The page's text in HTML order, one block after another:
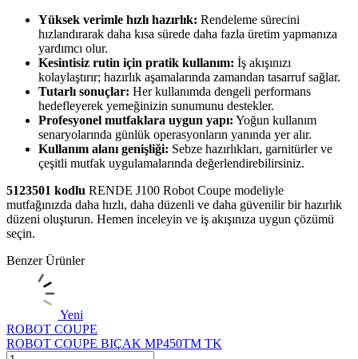
Yüksek verimle hızlı hazırlık: Rendeleme sürecini
hızlandırarak daha kısa sürede daha fazla üretim yapmanıza
yardımcı olur.
Kesintisiz rutin için pratik kullanım: İş akışınızı
kolaylaştırır; hazırlık aşamalarında zamandan tasarruf sağlar.
Tutarlı sonuçlar: Her kullanımda dengeli performans
hedefleyerek yemeğinizin sunumunu destekler.
Profesyonel mutfaklara uygun yapı: Yoğun kullanım
senaryolarında günlük operasyonların yanında yer alır.
Kullanım alanı genişliği: Sebze hazırlıkları, garnitürler ve
çeşitli mutfak uygulamalarında değerlendirebilirsiniz.
5123501 kodlu RENDE J100 Robot Coupe modeliyle
mutfağınızda daha hızlı, daha düzenli ve daha güvenilir bir hazırlık
düzeni oluşturun. Hemen inceleyin ve iş akışınıza uygun çözümü
seçin.
Benzer Ürünler
Yeni
ROBOT COUPE
ROBOT COUPE BIÇAK MP450TM TK